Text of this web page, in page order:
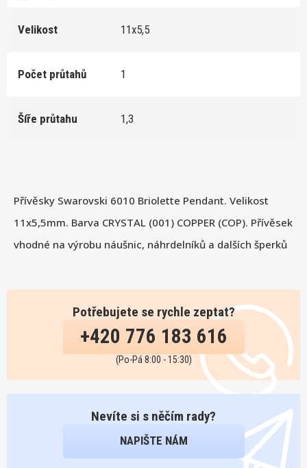
Přívěsky Swarovski 6010 Briolette Pendant. Velikost
11x5,5mm. Barva CRYSTAL (001) COPPER (COP). Přívěsek
vhodné na výrobu náušnic, náhrdelníků a dalších šperků
Potřebujete se rychle zeptat?
+420 776 183 616
(Po-Pá 8:00 - 15:30)
Nevíte si s něčím rady?
NAPIŠTE NÁM
Velikost 11x5,5
Počet průtahů 1
Šíře průtahu 1,3